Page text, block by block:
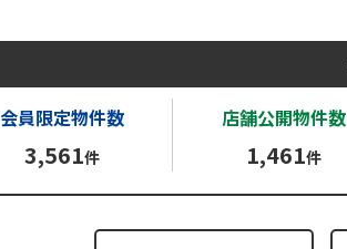
会員限定物件数
3,561件
店舗公開物件数
1,461件